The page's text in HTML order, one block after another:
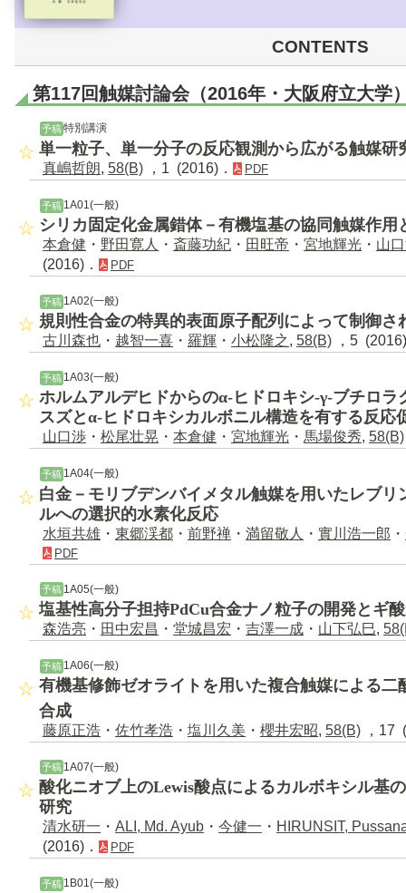
CONTENTS
第117回触媒討論会（2016年・大阪府立大学
予稿 特別講演
単一粒子、単一分子の反応観測から広がる触媒研
真嶋哲朗, 58(B) ，1 (2016)． PDF
予稿1A01(一般)
シリカ固定化金属錯体－有機塩基の協同触媒作用
本倉健 ・ 野田寛人 ・ 斎藤功紀 ・ 田旺帝 ・ 宮地輝光 ・ 山
(2016)．
PDF
予稿1A02(一般)
規則性合金の特異的表面原子配列によって制御さ
古川森也 ・ 越智一喜 ・ 羅輝 ・ 小松隆之, 58(B) ，5
予稿 1A03(一般)
ホルムアルデヒドからのα-ヒドロキシ-γ-ブチロ
スズとα-ヒドロキシカルボニル構造を有する反応
山口渉 ・ 松尾壮晃 ・ 本倉健 ・ 宮地輝光 ・ 馬場俊秀, 58(B)
予稿 1A04(一般)
白金－モリブデンバイメタル触媒を用いたレブリ
ルへの選択的水素化反応
水垣共雄 ・ 東郷渓都 ・ 前野禅 ・ 満留敬人 ・ 實川浩一郎 ・
PDF
予稿 1A05(一般)
塩基性高分子担持PdCu合金ナノ粒子の開発とギ
森浩亮 ・ 田中宏昌 ・ 堂城昌宏 ・ 吉澤一成 ・ 山下弘巳,
予稿1A06(一般)
有機基修飾ゼオライトを用いた複合触媒による二
合成
藤原正浩 ・ 佐竹孝浩 ・ 塩川久美 ・ 櫻井宏昭, 58(B) ，17
予稿 1A07(一般)
酸化ニオブ上のLewis酸点によるカルボキシル基
研究
清水研一 ・ ALI, Md. Ayub ・ 今健一 ・ HIRUNSIT,
(2016)．
PDF
予稿1B01(一般)